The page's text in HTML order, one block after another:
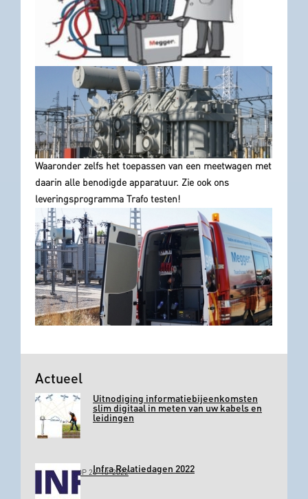
Waaronder zelfs het toepassen van een meetwagen met
daarin alle benodigde apparatuur. Zie ook ons
leveringsprogramma Trafo testen!
Actueel
Uitnodiging informatiebijeenkomsten
slim digitaal in meten van uw kabels en
leidingen
GEPLAATST OP 26-10-2022Infra Relatiedagen 2022